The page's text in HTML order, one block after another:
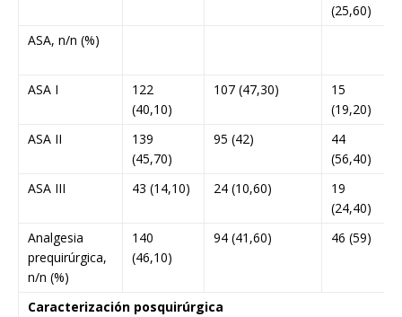
(25,60)
ASA, n/n (%)
ASA I
122
(40,10)
107 (47,30)
15
(19,20)
ASA II
139
(45,70)
95 (42)
44
(56,40)
ASA III
43 (14,10) 24 (10,60)
19
(24,40)
Analgesia
prequirúrgica,
n/n (%)
140
(46,10)
94 (41,60) 46 (59)
Caracterización posquirúrgica